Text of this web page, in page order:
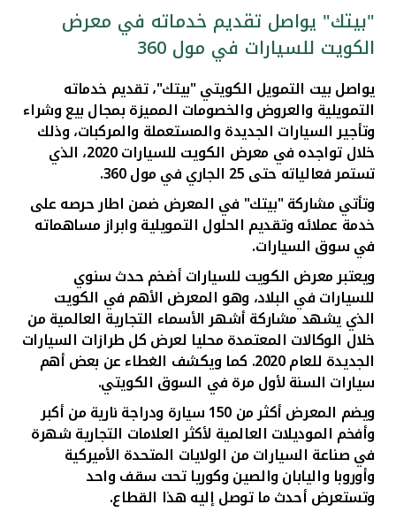
مواقع الفروع وأجهزة الصرف الآلي
ألمانيا
ماليزيا
تركيا
مصر
المملكة المتحدة
مملكة البحرين
"بيتك" يواصل تقديم خدماته في معرض
الكويت للسيارات في مول 360
يواصل بيت التمويل الكويتي "بيتك"، تقديم خدماته
التمويلية والعروض والخصومات المميزة بمجال بيع وشراء
وتأجير السيارات الجديدة والمستعملة والمركبات، وذلك
خلال تواجده في معرض الكويت للسيارات 2020، الذي
تستمر فعالياته حتى 25 الجاري في مول 360
.
وتأتي مشاركة "بيتك" في المعرض ضمن اطار حرصه على
خدمة عملائه وتقديم الحلول التمويلية وابراز مساهماته
في سوق السيارات.
ويعتبر معرض الكويت للسيارات أضخم حدث سنوي
للسيارات في البلاد، وهو المعرض الأهم في الكويت
الذي يشهد مشاركة أشهر الأسماء التجارية العالمية من
خلال الوكالات المعتمدة محليا لعرض كل طرازات السيارات
الجديدة للعام 2020. كما ويكشف الغطاء عن بعض أهم
سيارات السنة لأول مرة في السوق الكويتي.
ويضم المعرض أكثر من 150 سيارة ودراجة نارية من أكبر
وأفخم الموديلات العالمية لأكثر العلامات التجارية شهرة
في صناعة السيارات من الولايات المتحدة الأميركية
وأوروبا واليابان والصين وكوريا تحت سقف واحد
وتستعرض أحدث ما توصل إليه هذا القطاع.